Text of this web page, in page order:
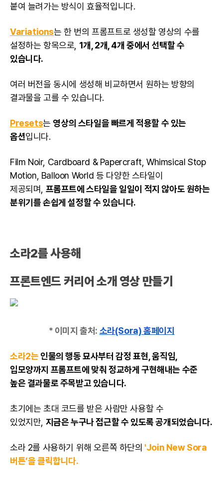
붙여 늘려가는 방식이 효율적입니다.
Variations는 한 번의 프롬프트로 생성할 영상의 수를
설정하는 항목으로, 1개, 2개, 4개 중에서 선택할 수
있습니다.
여러 버전을 동시에 생성해 비교하면서 원하는 방향의
결과물을 고를 수 있습니다.
Presets는 영상의 스타일을 빠르게 적용할 수 있는
옵션입니다.
Film Noir, Cardboard & Papercraft, Whimsical Stop
Motion, Balloon World 등 다양한 스타일이
제공되며, 프롬프트에 스타일을 일일이 적지 않아도 원하는
분위기를 손쉽게 설정할 수 있습니다.
소라2를 사용해
프론트엔드 커리어 소개 영상 만들기
* 이미지 출처: 소라(Sora) 홈페이지
소라2는인물의 행동 묘사부터 감정 표현, 움직임,
입모양까지 프롬프트에 맞춰 정교하게 구현해내는 수준
높은 결과물로 주목받고 있습니다.
초기에는 초대 코드를 받은 사람만 사용할 수
있었지만, 지금은 누구나 접근할 수 있도록 공개되었습니다.
소라 2를 사용하기 위해 오른쪽 하단의 'Join New Sora
버튼’을 클릭합니다.